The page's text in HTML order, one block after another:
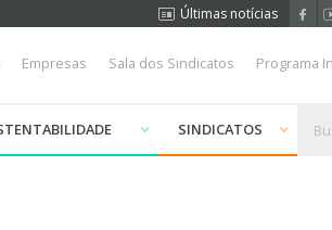
Últimas notícias
Empresas Sala dos Sindicatos Programa
SINDICATOS